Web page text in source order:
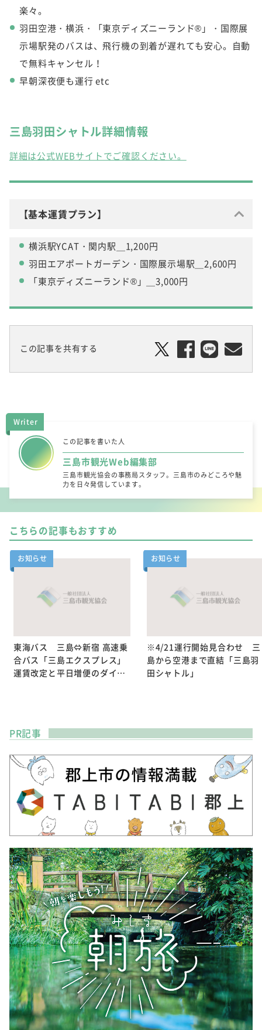
楽々。
羽田空港・横浜・「東京ディズニーランド®」・国際展
示場駅発のバスは、飛行機の到着が遅れても安心。自動
で無料キャンセル！
早朝深夜便も運行 etc
三島羽田シャトル詳細情報
詳細は公式WEBサイトでご確認ください。
【基本運賃プラン】
横浜駅YCAT・関内駅＿1,200円
羽田エアポートガーデン・国際展示場駅＿2,600円
「東京ディズニーランド®」＿3,000円
この記事を共有する
Writer
この記事を書いた人
三島市観光Web編集部
三島市観光協会の事務局スタッフ。三島市のみどころや魅
力を日々発信しています。
こちらの記事もおすすめ
お知らせ
東海バス 三島⇔新宿 高速乗
合バス「三島エクスプレス」
運賃改定と平日増便のダイ…
お知らせ
※4/21運行開始見合わせ 三
島から空港まで直結「三島羽
田シャトル」
PR記事